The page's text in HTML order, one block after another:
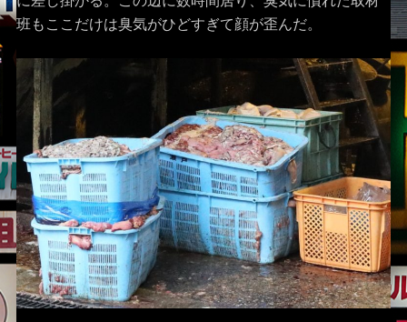
班もここだけは臭気がひどすぎて顔が歪んだ。